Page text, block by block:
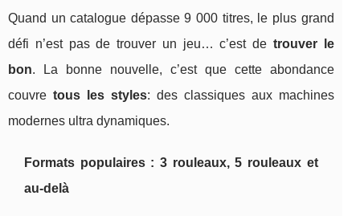
Quand un catalogue dépasse 9 000 titres, le plus grand
défi n’est pas de trouver un jeu… c’est de trouver le
bon. La bonne nouvelle, c’est que cette abondance
couvre tous les styles: des classiques aux machines
modernes ultra dynamiques.
Formats populaires : 3 rouleaux, 5 rouleaux et
au-delà